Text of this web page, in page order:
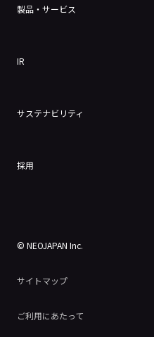
製品・サービス
IR
サステナビリティ
採用
© NEOJAPAN Inc.
サイトマップ
ご利用にあたって